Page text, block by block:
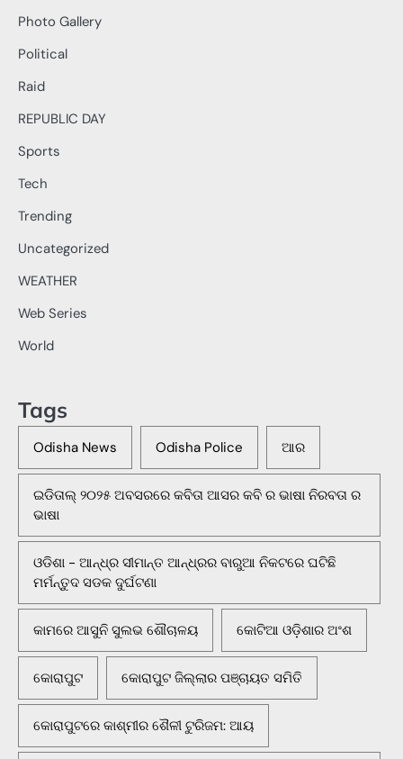
Photo Gallery
Political
Raid
REPUBLIC DAY
Sports
Tech
Trending
Uncategorized
WEATHER
Web Series
World
Tags
Odisha News Odisha Police ଆର
ଇଡିତାଲ୍ ୨୦୨୫ ଅବସରରେ କବିତା ଆସର କବି ର ଭାଷା ନିରବତା ର
ଭାଷା
ଓଡିଶା - ଆନ୍ଧ୍ର ସୀମାନ୍ତ ଆନ୍ଧ୍ରର ବାରୁଆ ନିକଟରେ ଘଟିଛି
ମର୍ମନ୍ତୁଦ ସଡକ ଦୁର୍ଘଟଣା
କାମରେ ଆସୁନି ସୁଲଭ ଶୌଚାଳୟ କୋଟିଆ ଓଡ଼ିଶାର ଅଂଶ
କୋରାପୁଟ କୋରାପୁଟ ଜିଲ୍ଲାର ପଞ୍ଚାୟତ ସମିତି
କୋରାପୁଟରେ କାଶ୍ମୀର ଶୈଳୀ ଟୁରିଜମ: ଆୟ